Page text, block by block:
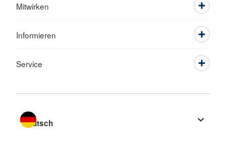
Mitwirken
Informieren
Service
Sprache wechseln zu